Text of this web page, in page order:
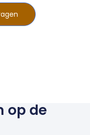
op de